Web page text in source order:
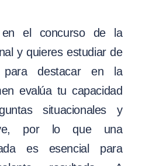
el concurso de la
y quieres estudiar de
para destacar en la
evalúa tu capacidad
situacionales y
por lo que una
es esencial para